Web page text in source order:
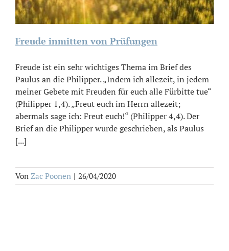
Freude inmitten von Prüfungen
Freude ist ein sehr wichtiges Thema im Brief des
Paulus an die Philipper. „Indem ich allezeit, in jedem
meiner Gebete mit Freuden für euch alle Fürbitte tue“
(Philipper 1,4). „Freut euch im Herrn allezeit;
abermals sage ich: Freut euch!“ (Philipper 4,4). Der
Brief an die Philipper wurde geschrieben, als Paulus
[...]
Von Zac Poonen | 26/04/2020